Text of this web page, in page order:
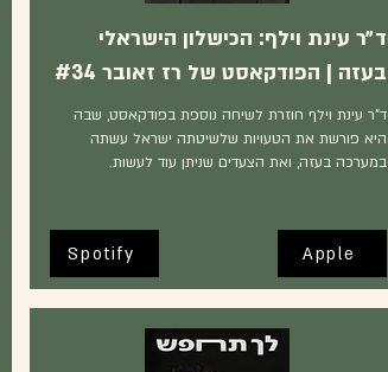
ד״ר עינת וילף: הכישלון הישראלי
בעזה | הפודקאסט של רז זאובר #34
ד”ר עינת וילף חוזרת לשיחה נוספת בפודקאסט, שבה
היא פורשת את הטעויות שלשיטתה ישראל עשתה
במערכה בעזה, ואת הצעדים שניתן עוד לעשות.
Spotify Apple